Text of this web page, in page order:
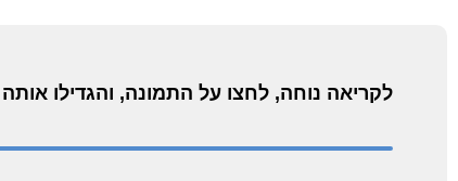
לקריאה נוחה, לחצו על התמונה, והגדילו